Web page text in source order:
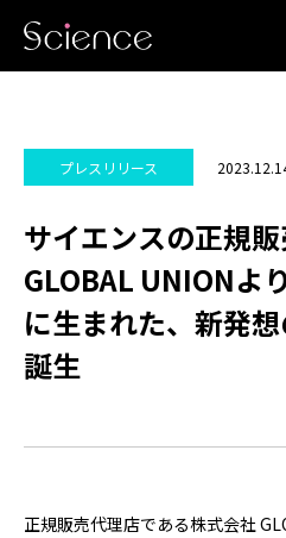
プレスリリース
サイエンスの正規
GLOBAL UNIONよ
に生まれた、新発
誕生
正規販売代理店である株式会社